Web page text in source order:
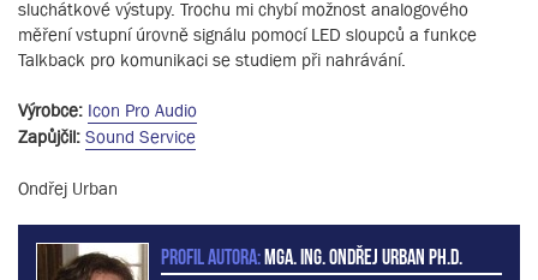
sluchátkové výstupy. Trochu mi chybí možnost analogového
měření vstupní úrovně signálu pomocí LED sloupců a funkce
Talkback pro komunikaci se studiem při nahrávání.
Výrobce: Icon Pro Audio
Zapůjčil: Sound Service
Ondřej Urban
PROFIL AUTORA:MgA. Ing. Ondřej Urban Ph.D.